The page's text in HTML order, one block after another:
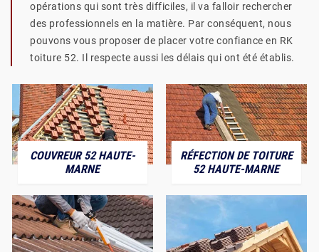
opérations qui sont très difficiles, il va falloir rechercher
des professionnels en la matière. Par conséquent, nous
pouvons vous proposer de placer votre confiance en RK
toiture 52. Il respecte aussi les délais qui ont été établis.
COUVREUR 52 HAUTE-
MARNE
RÉFECTION DE TOITURE
52 HAUTE-MARNE